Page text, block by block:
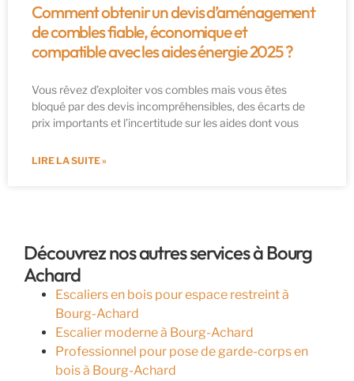
Comment obtenir un devis d’aménagement
de combles fiable, économique et
compatible avec les aides énergie 2025 ?
Vous rêvez d’exploiter vos combles mais vous êtes
bloqué par des devis incompréhensibles, des écarts de
prix importants et l’incertitude sur les aides dont vous
LIRE LA SUITE »
Découvrez nos autres services à Bourg
Achard
Escaliers en bois pour espace restreint à
Bourg-Achard
Escalier moderne à Bourg-Achard
Professionnel pour pose de garde-corps en
bois à Bourg-Achard